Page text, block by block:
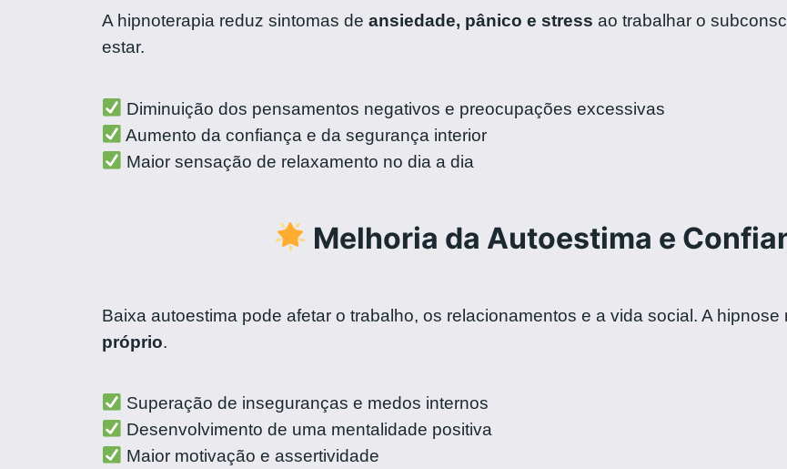
A hipnoterapia reduz sintomas de ansiedade, pânico e stress ao trabalhar o
estar.
Diminuição dos pensamentos negativos e preocupações excessivas
Aumento da confiança e da segurança interior
Maior sensação de relaxamento no dia a dia
Melhoria da Autoestima e
Baixa autoestima pode afetar o trabalho, os relacionamentos e a vida social. A hipnose
próprio.
Superação de inseguranças e medos internos
Desenvolvimento de uma mentalidade positiva
Maior motivação e assertividade